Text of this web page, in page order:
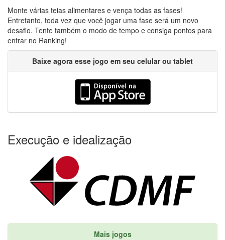
Monte várias teias alimentares e vença todas as fases!
Entretanto, toda vez que você jogar uma fase será um novo
desafio. Tente também o modo de tempo e consiga pontos para
entrar no Ranking!
Baixe agora esse jogo em seu celular ou tablet
Execução e idealização
Mais jogos